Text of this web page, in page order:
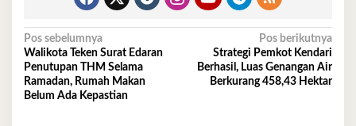
Navigasi
pos
Pos sebelumnya
Walikota Teken Surat Edaran
Penutupan THM Selama
Ramadan, Rumah Makan
Belum Ada Kepastian
Pos berikutnya
Strategi Pemkot Kendari
Berhasil, Luas Genangan Air
Berkurang 458,43 Hektar